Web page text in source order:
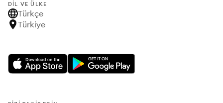
DIL VE ÜLKE
Türkçe
Türkiye